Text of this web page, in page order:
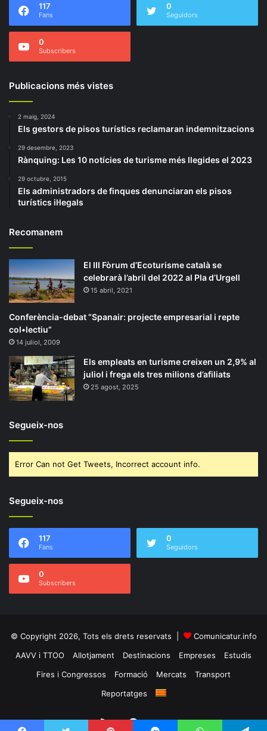
117
Fans
0
Seguidors
0
Subscribers
Publicacions més vistes
2 maig, 2024
Els gestors de pisos turístics reclamaran indemnitzacions
29 desembre, 2023
Rànquing: Les 10 notícies de turisme més llegides el 2023
29 octubre, 2015
Els administradors de finques denunciaran els pisos
turístics il·legals
Recomanem
El III Fòrum d’Ecoturisme català se
celebrarà l’abril del 2022 al Pla d’Urgell
15 abril, 2021
Conferència-debat “Spanair: projecte empresarial i repte
col•lectiu”
14 juliol, 2009
Els empleats en turisme creixen un 2,9% al
juliol i frega els tres milions d’afiliats
25 agost, 2025
Segueix-nos
Error Can not Get Tweets, Incorrect account info.
Segueix-nos
117
Fans
0
Seguidors
0
Subscribers
© Copyright 2026, Tots els drets reservats |
Comunicatur.info
AAVV i TTOO
Allotjament Destinacions Empreses
Estudis
Fires i Congressos
Formació Mercats
Transport
Reportatges
RSS Facebook
Twitter